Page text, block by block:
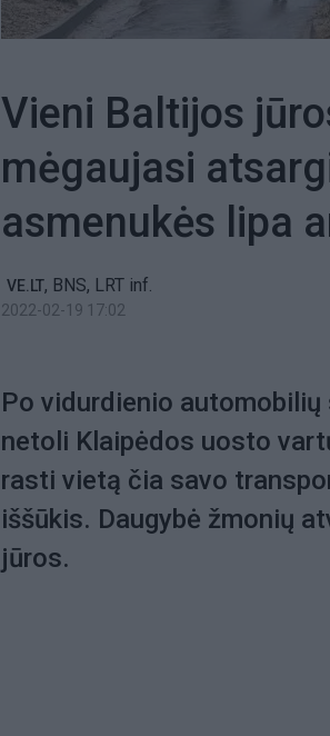
Vieni Baltijos
mėgaujasi
asmenukės lipa
VE.LT, BNS, LRT inf.
2022-02-19 17:02
Po vidurdienio
netoli Klaipėdos uosto
rasti vietą čia savo
iššūkis. Daugybė žmonių
jūros.